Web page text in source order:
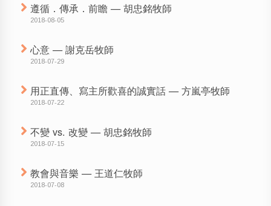
遵循．傳承．前瞻 — 胡忠銘牧師
2018-08-05
心意 — 謝克岳牧師
2018-07-29
用正直傳、寫主所歡喜的誠實話 — 方嵐亭牧師
2018-07-22
不變 vs. 改變 — 胡忠銘牧師
2018-07-15
教會與音樂 — 王道仁牧師
2018-07-08